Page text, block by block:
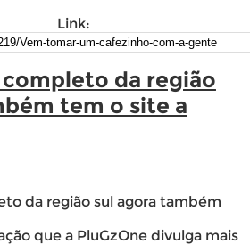
Link:
da região
tem o site a
da região sul agora também
que a PluGzOne divulga mais